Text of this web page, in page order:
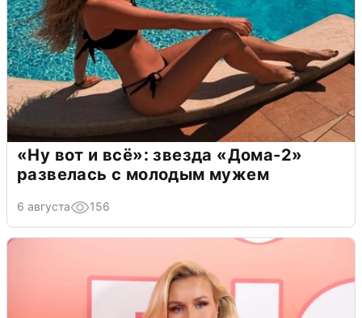
«Ну вот и всё»: звезда «Дома-2»
развелась с молодым мужем
6 августа 156